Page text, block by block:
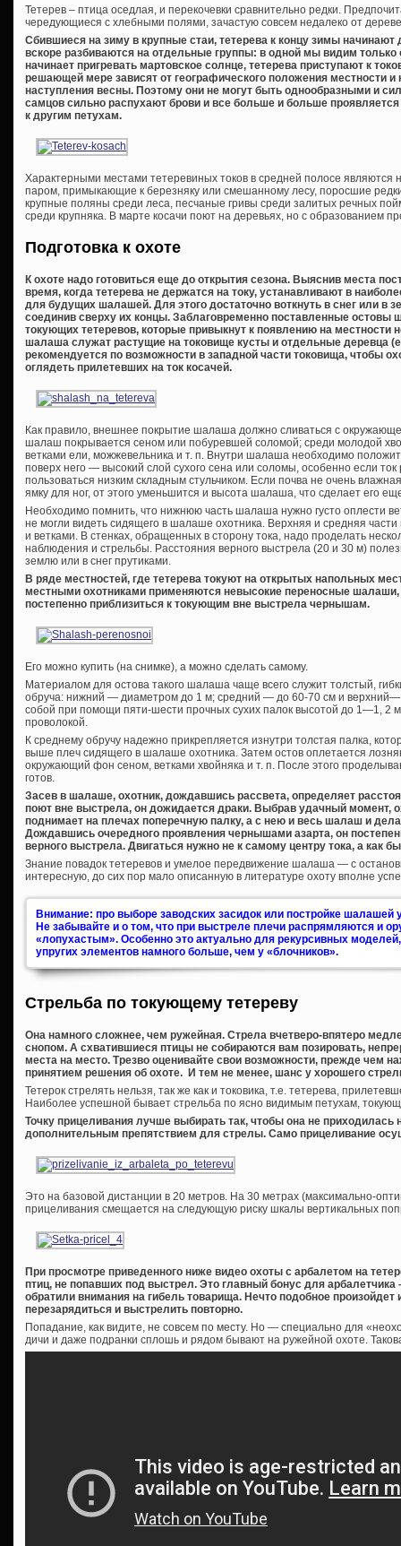
Тетерев – птица оседлая, и перекочевки сравнительно редки.
чередующиеся с хлебными полями, зачастую совсем недалеко от
Сбившиеся на зиму в крупные стаи, тетерева к концу зимы начинают
вскоре разбиваются на отдельные группы: в одной мы видим только
начинает пригревать мартовское солнце, тетерева приступают к
решающей мере зависят от географического положения местности и
наступления весны. Поэтому они не могут быть однообразными и
самцов сильно распухают брови и все больше и больше
к другим петухам.
Характерными местами тетеревиных токов в средней полосе являются
паром, примыкающие к березняку или смешанному лесу, поросшие
крупные поляны среди леса, песчаные гривы среди залитых речных
среди крупняка. В марте косачи поют на деревьях, но с образованием
Подготовка к охоте
К охоте надо готовиться еще до открытия сезона. Выяснив места
время, когда тетерева не держатся на току, устанавливают в
для будущих шалашей. Для этого достаточно воткнуть в снег или в
соединив сверху их концы. Заблаговременно поставленные остовы
токующих тетеревов, которые привыкнут к появлению на
шалаша служат растущие на токовище кусты и отдельные деревца
рекомендуется по возможности в западной части токовища, чтобы
оглядеть прилетевших на ток косачей.
Как правило, внешнее покрытие шалаша должно сливаться с
шалаш покрывается сеном или побуревшей соломой; среди молодой
ветками ели, можжевельника и т. п. Внутри шалаша необходимо
поверх него — высокий слой сухого сена или соломы, особенно если
пользоваться низким складным стульчиком. Если почва не очень
ямку для ног, от этого уменьшится и высота шалаша, что сделает его
Необходимо помнить, что нижнюю часть шалаша нужно густо оплести
не могли видеть сидящего в шалаше охотника. Верхняя и средняя
и ветками. В стенках, обращенных в сторону тока, надо проделать
наблюдения и стрельбы. Расстояния верного выстрела (20 и 30 м)
землю или в снег прутиками.
В ряде местностей, где тетерева токуют на открытых напольных
местными охотниками применяются невысокие переносные
постепенно приблизиться к токующим вне выстрела чернышам.
Его можно купить (на снимке), а можно сделать самому.
Материалом для остова такого шалаша чаще всего служит толстый,
обруча: нижний — диаметром до 1 м; средний — до 60-70 см и
собой при помощи пяти-шести прочных сухих палок высотой до 1—1, 2
проволокой.
К среднему обручу надежно прикрепляется изнутри толстая палка,
выше плеч сидящего в шалаше охотника. Затем остов оплетается
окружающий фон сеном, ветками хвойняка и т. п. После этого
готов.
Засев в шалаше, охотник, дождавшись рассвета, определяет
поют вне выстрела, он дожидается драки. Выбрав удачный момент,
поднимает на плечах поперечную палку, а с нею и весь шалаш и
Дождавшись очередного проявления чернышами азарта, он
верного выстрела. Двигаться нужно не к самому центру тока, а как
Знание повадок тетеревов и умелое передвижение шалаша — с
интересную, до сих пор мало описанную в литературе охоту вполне
Внимание: про выборе заводских засидок или постройке шалашей
Не забывайте и о том, что при выстреле плечи распрямляются и
«лопухастым». Особенно это актуально для рекурсивных
упругих элементов намного больше, чем у «блочников».
Стрельба по токующему тетереву
Она намного сложнее, чем ружейная. Стрела вчетверо-впятеро
снопом. А схватившиеся птицы не собираются вам позировать,
места на место. Трезво оценивайте свои возможности, прежде чем
принятием решения об охоте. И тем не менее, шанс у хорошего
Тетерок стрелять нельзя, так же как и токовика, т.е. тетерева,
Наиболее успешной бывает стрельба по ясно видимым петухам,
Точку прицеливания лучше выбирать так, чтобы она не
дополнительным препятствием для стрелы. Само прицеливание
Это на базовой дистанции в 20 метров. На 30 метрах (максимально-
прицеливания смещается на следующую риску шкалы вертикальных
При просмотре приведенного ниже видео охоты с арбалетом на
птиц, не попавших под выстрел. Это главный бонус для
обратили внимания на гибель товарища. Нечто подобное
перезарядиться и выстрелить повторно.
Попадание, как видите, не совсем по месту. Но — специально для
дичи и даже подранки сплошь и рядом бывают на ружейной охоте.